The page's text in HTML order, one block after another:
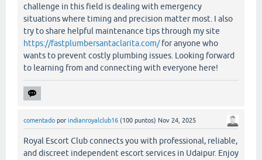
challenge in this field is dealing with emergency
situations where timing and precision matter most. I also
try to share helpful maintenance tips through my site
https://fastplumbersantaclarita.com/for anyone who
wants to prevent costly plumbing issues. Looking forward
to learning from and connecting with everyone here!
comentado por indianroyalclub16 (100 puntos) Nov 24, 2025
Royal Escort Club connects you with professional, reliable,
and discreet independent escort services in Udaipur. Enjoy